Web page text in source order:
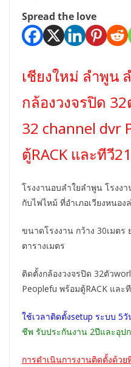
Spread the love
เชียงใหม่ ลำพูน
กล้องวงจรปิด
32 channel dvr
ตู้RACK และทีวี
โรงงานอบลำใยลำพูน โรงง
กับไฟไหม้ ที่อำเภอเวียงหนอ
ขนาดโรงงาน กว้าง 30เมตร
ตารางเมตร
ติดตั้งกล้องวงจรปิด 32ตัว
Peoplefu พร้อมตู้RACK และ
ใช้เวลาติดตั้งsetup ระบบ 5วั
ชีพ รับประกันงาน 2ปีและอุป
การดำเนินการงานติดตั้งด้ว